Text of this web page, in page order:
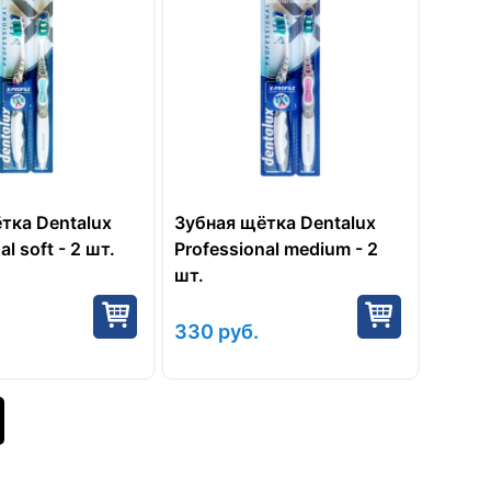
Dentalux
soft - 2 шт.
Зубная щётка Dentalux
Professional medium - 2
шт.
330 руб.